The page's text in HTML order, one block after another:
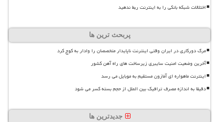
اختلالات شبکه بانکی را به اینترنت ربط ندهید
پربحث ترین ها
مرگ دورکاری در ایران وقتی اینترنت ناپایدار متخصصان را وادار به کوچ کرد
آخرین وضعیت امنیت سایبری زیرساخت های راه آهن کشور
اینترنت ماهواره ای آمازون مستقیم به موبایل می رسد
دقیقا به اندازه مصرف ترافیک بین الملل از حجم بسته کسر می شود
جدیدترین ها